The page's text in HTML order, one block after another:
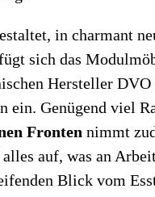
in charmant
sich das
Hersteller DVO
ein. Genügend viel
Fronten nimmt
alles auf, was an
Blick vom